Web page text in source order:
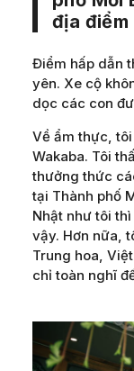
địa điểm
Điểm hấp dẫn
yên. Xe cộ
dọc các con
Về ẩm thực,
Wakaba. Tôi
thưởng thức
tại Thành phố
Nhật như tôi
vậy. Hơn nữa,
Trung hoa,
chỉ toàn nghĩ